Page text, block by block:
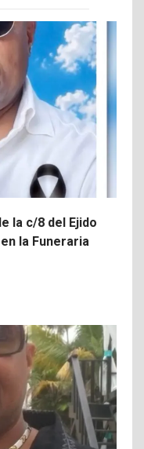
la c/8 del Ejido
la Funeraria